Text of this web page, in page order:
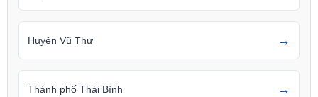
Huyện Vũ Thư →
Thành phố Thái Bình →